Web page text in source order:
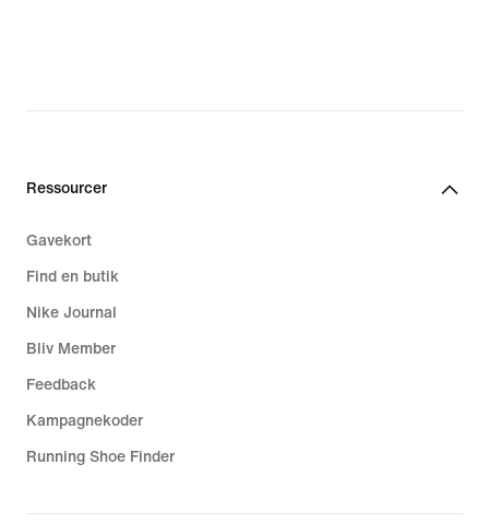
Ressourcer
Gavekort
Find en butik
Nike Journal
Bliv Member
Feedback
Kampagnekoder
Running Shoe Finder